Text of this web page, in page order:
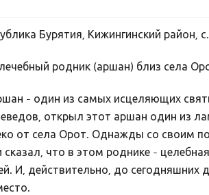
Бурятия, Кижингинский район,
родник (аршан) близ села
- один из самых исцеляющих
открыл этот аршан один из
от села Орот. Однажды со своим
сказал, что в этом роднике -
И, действительно, до сегодняшних